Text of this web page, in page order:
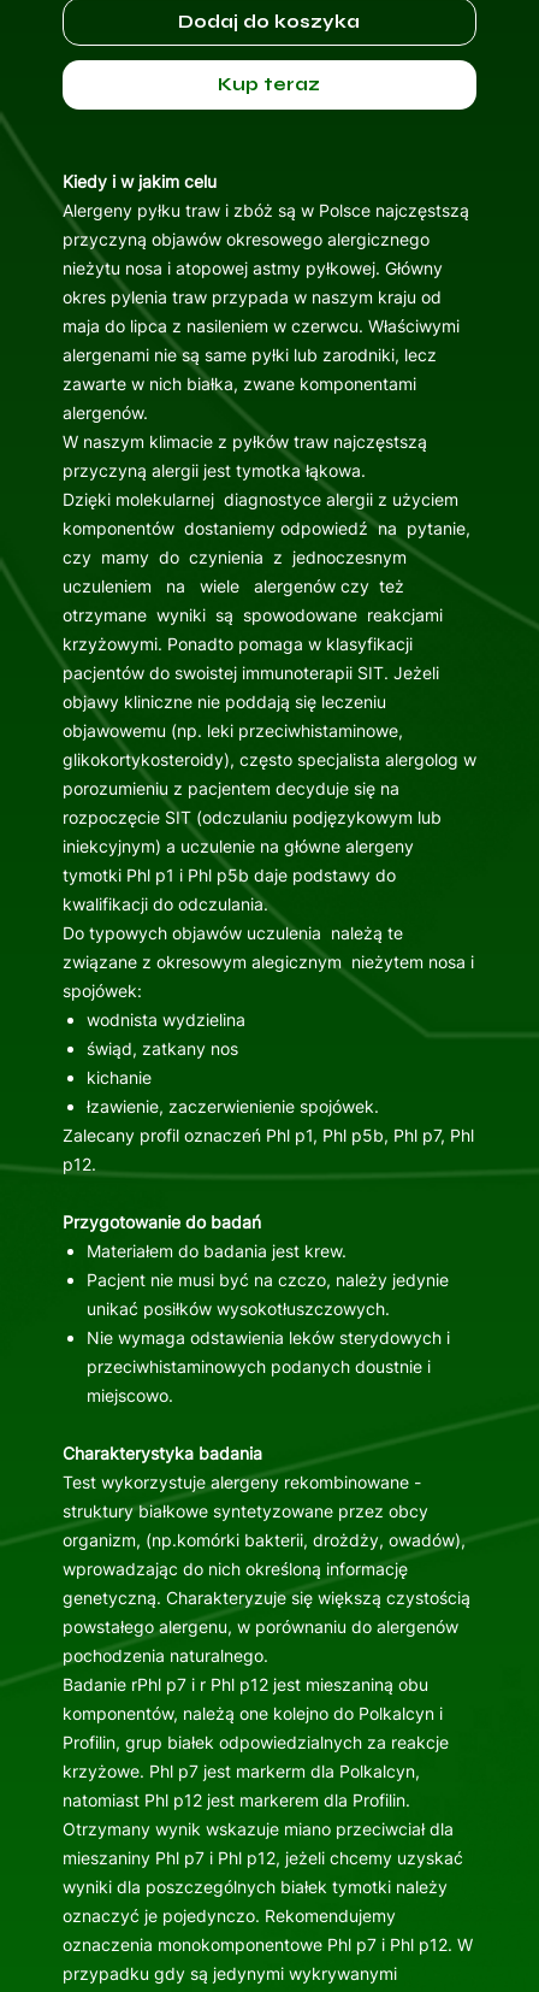
Dodaj do koszyka
Kup teraz
Kiedy i w jakim celu
Alergeny pyłku traw i zbóż są w Polsce najczęstszą
przyczyną objawów okresowego alergicznego
nieżytu nosa i atopowej astmy pyłkowej. Główny
okres pylenia traw przypada w naszym kraju od
maja do lipca z nasileniem w czerwcu. Właściwymi
alergenami nie są same pyłki lub zarodniki, lecz
zawarte w nich białka, zwane komponentami
alergenów.
W naszym klimacie z pyłków traw najczęstszą
przyczyną alergii jest tymotka łąkowa.
Dzięki molekularnej diagnostyce alergii z użyciem
komponentów dostaniemy odpowiedź na pytanie,
czy mamy do czynienia z jednoczesnym
uczuleniem na wiele alergenów czy też
otrzymane wyniki są spowodowane reakcjami
krzyżowymi. Ponadto pomaga w klasyfikacji
pacjentów do swoistej immunoterapii SIT. Jeżeli
objawy kliniczne nie poddają się leczeniu
objawowemu (np. leki przeciwhistaminowe,
glikokortykosteroidy), często specjalista alergolog w
porozumieniu z pacjentem decyduje się na
rozpoczęcie SIT (odczulaniu podjęzykowym lub
iniekcyjnym) a uczulenie na główne alergeny
tymotki Phl p1 i Phl p5b daje podstawy do
kwalifikacji do odczulania.
Do typowych objawów uczulenia należą te
związane z okresowym alegicznym nieżytem nosa i
spojówek:
wodnista wydzielina
świąd, zatkany nos
kichanie
łzawienie, zaczerwienienie spojówek.
Zalecany profil oznaczeń Phl p1, Phl p5b, Phl p7, Phl
p12.
Przygotowanie do badań
Materiałem do badania jest krew.
Pacjent nie musi być na czczo, należy jedynie
unikać posiłków wysokotłuszczowych.
Nie wymaga odstawienia leków sterydowych i
przeciwhistaminowych podanych doustnie i
miejscowo.
Charakterystyka badania
Test wykorzystuje alergeny rekombinowane -
struktury białkowe syntetyzowane przez obcy
organizm, (np.komórki bakterii, drożdży, owadów),
wprowadzając do nich określoną informację
genetyczną. Charakteryzuje się większą czystością
powstałego alergenu, w porównaniu do alergenów
pochodzenia naturalnego.
Badanie rPhl p7 i r Phl p12 jest mieszaniną obu
komponentów, należą one kolejno do Polkalcyn i
Profilin, grup białek odpowiedzialnych za reakcje
krzyżowe. Phl p7 jest markerm dla Polkalcyn,
natomiast Phl p12 jest markerem dla Profilin.
Otrzymany wynik wskazuje miano przeciwciał dla
mieszaniny Phl p7 i Phl p12, jeżeli chcemy uzyskać
wyniki dla poszczególnych białek tymotki należy
oznaczyć je pojedynczo. Rekomendujemy
oznaczenia monokomponentowe Phl p7 i Phl p12. W
przypadku gdy są jedynymi wykrywanymi